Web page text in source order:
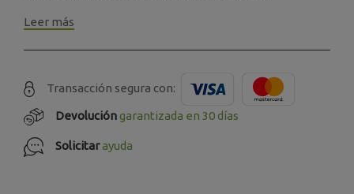
Leer más
Transacción segura con:
Devolucióngarantizada en 30 días
Solicitarayuda